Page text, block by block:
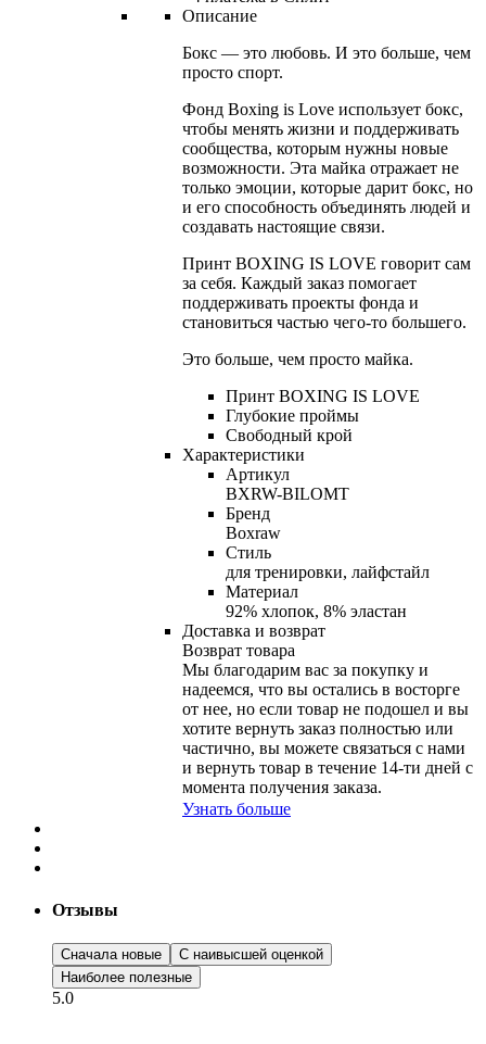
Описание
Бокс — это любовь. И это больше, чем
просто спорт.
Фонд Boxing is Love использует бокс,
чтобы менять жизни и поддерживать
сообщества, которым нужны новые
возможности. Эта майка отражает не
только эмоции, которые дарит бокс, но
и его способность объединять людей и
создавать настоящие связи.
Принт BOXING IS LOVE говорит сам
за себя. Каждый заказ помогает
поддерживать проекты фонда и
становиться частью чего-то большего.
Это больше, чем просто майка.
Принт BOXING IS LOVE
Глубокие проймы
Свободный крой
Характеристики
Артикул
BXRW-BILOMT
Бренд
Boxraw
Стиль
для тренировки, лайфстайл
Материал
92% хлопок, 8% эластан
Доставка и возврат
Возврат товара
Мы благодарим вас за покупку и
надеемся, что вы остались в восторге
от нее, но если товар не подошел и вы
хотите вернуть заказ полностью или
частично, вы можете связаться с нами
и вернуть товар в течение 14-ти дней с
момента получения заказа.
Узнать больше
Отзывы
Сначала новые
С наивысшей оценкой
Наиболее полезные
5.0